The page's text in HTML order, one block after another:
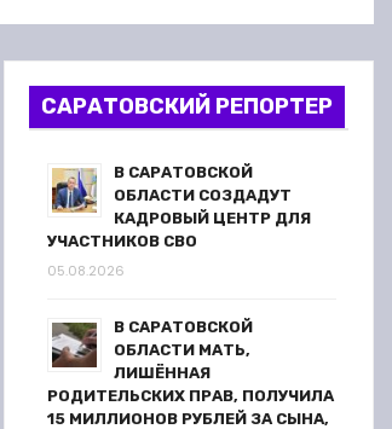
САРАТОВСКИЙ РЕПОРТЕР
В САРАТОВСКОЙ
ОБЛАСТИ СОЗДАДУТ
КАДРОВЫЙ ЦЕНТР ДЛЯ
УЧАСТНИКОВ СВО
05.08.2026
В САРАТОВСКОЙ
ОБЛАСТИ МАТЬ,
ЛИШЁННАЯ
РОДИТЕЛЬСКИХ ПРАВ, ПОЛУЧИЛА
15 МИЛЛИОНОВ РУБЛЕЙ ЗА СЫНА,